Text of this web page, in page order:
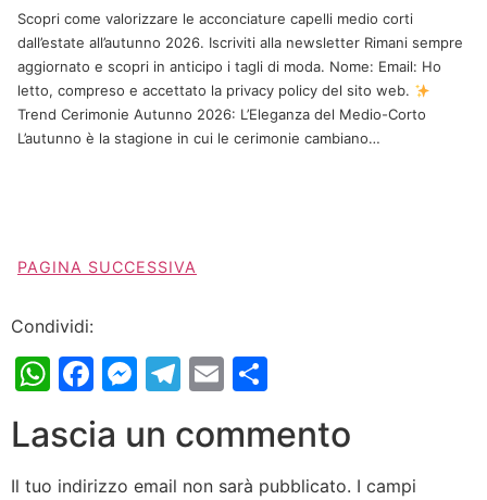
Scopri come valorizzare le acconciature capelli medio corti
dall’estate all’autunno 2026. Iscriviti alla newsletter Rimani sempre
aggiornato e scopri in anticipo i tagli di moda. Nome: Email: Ho
letto, compreso e accettato la privacy policy del sito web.
Trend Cerimonie Autunno 2026: L’Eleganza del Medio-Corto
L’autunno è la stagione in cui le cerimonie cambiano…
PAGINA SUCCESSIVA
Condividi:
WhatsApp
Facebook
Messenger
Telegram
Email
Lascia un commento
Il tuo indirizzo email non sarà pubblicato. I campi